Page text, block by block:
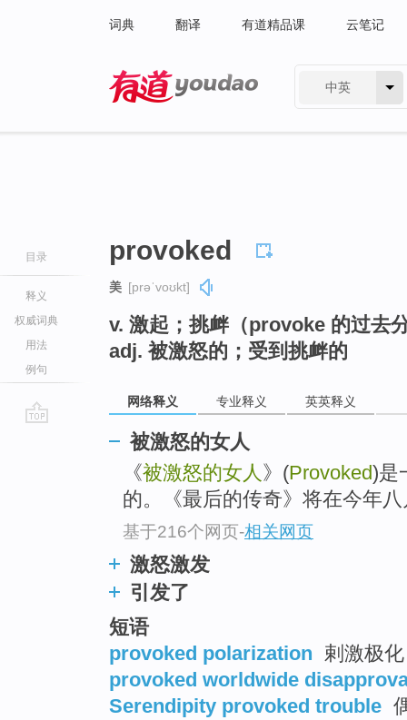
词典 翻译 有道精品课 云笔记
中英
目录
释义
权威词典
用法
例句
provoked
美 [prəˈvoʊkt]
v. 激起；挑衅（provoke 的过去
adj. 被激怒的；受到挑衅的
网络释义 专业释义 英英释义
被激怒的女人
《被激怒的女人 》(Provoked)是
的。《最后的传奇》将在今年
基于216个网页-相关网页
激怒激发
引发了
短语
provoked polarization 剌激极化
provoked worldwide
Serendipity provoked trouble